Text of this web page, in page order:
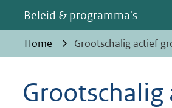
deze
website
toegestaan
Beleid & programma's
Home Grootschalig actief